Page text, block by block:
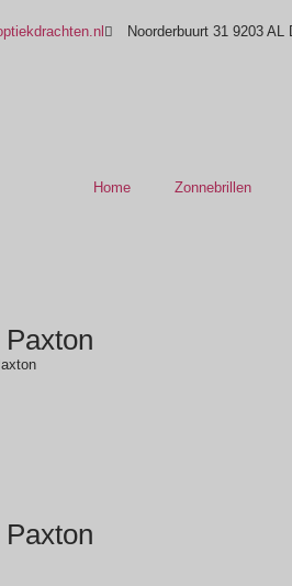
Noorderbuurt 31 9203 AL
Home Zonnebrillen